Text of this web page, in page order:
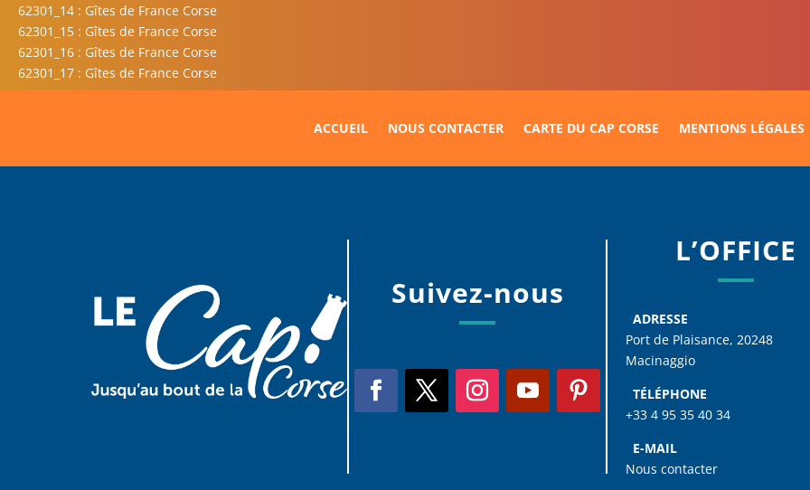
62301_14 : Gîtes de France Corse
62301_15 : Gîtes de France Corse
62301_16 : Gîtes de France Corse
62301_17 : Gîtes de France Corse
ACCUEIL NOUS CONTACTER CARTE DU CAP CORSE MENTIONS LÉGALES
Suivez-nous
L’OFFICE
ADRESSE
Port de Plaisance, 20248
Macinaggio
TÉLÉPHONE
+33 4 95 35 40 34
E-MAIL
Nous contacter